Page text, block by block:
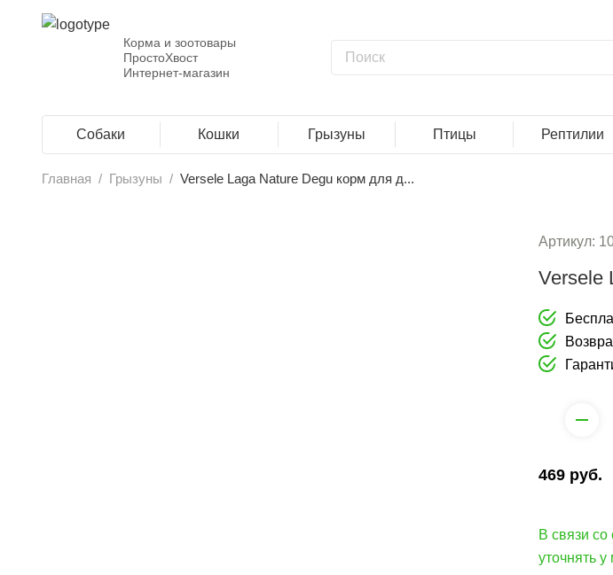
Корма и зоотовары
ПростоХвост
Интернет-магазин
Собаки Кошки Грызуны Птицы Рептилии
Главная / Грызуны / Versele Laga Nature Degu корм для д...
Артикул:
Versele
469 руб.
В связи
уточнять